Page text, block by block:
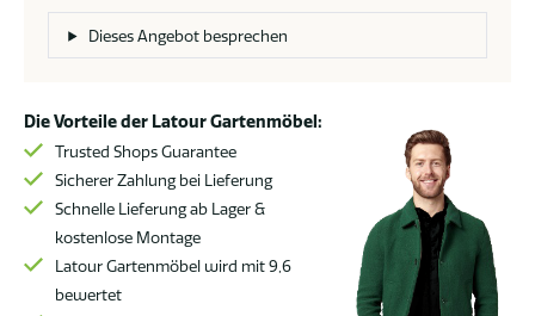
Teakholzplatte
120
78
cm
Menge
Dieses Angebot besprechen
Die Vorteile der Latour Gartenmöbel:
Trusted Shops Guarantee
Sicherer Zahlung bei Lieferung
Schnelle Lieferung ab Lager &
kostenlose Montage
Latour Gartenmöbel wird mit 9,6
bewertet